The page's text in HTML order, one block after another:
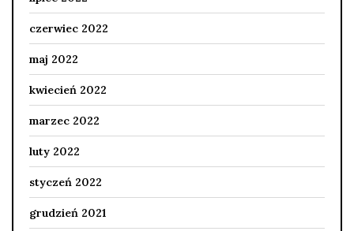
czerwiec 2022
maj 2022
kwiecień 2022
marzec 2022
luty 2022
styczeń 2022
grudzień 2021